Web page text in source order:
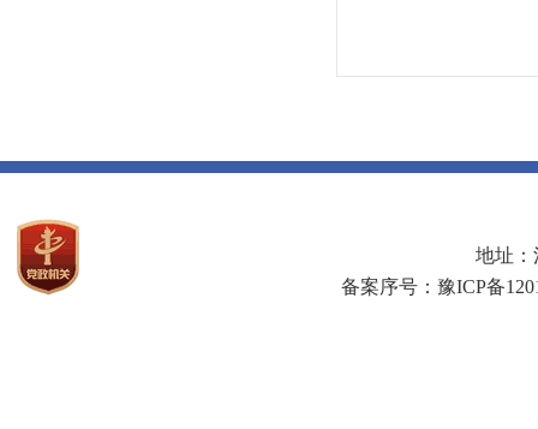
地址：
备案序号：豫ICP备